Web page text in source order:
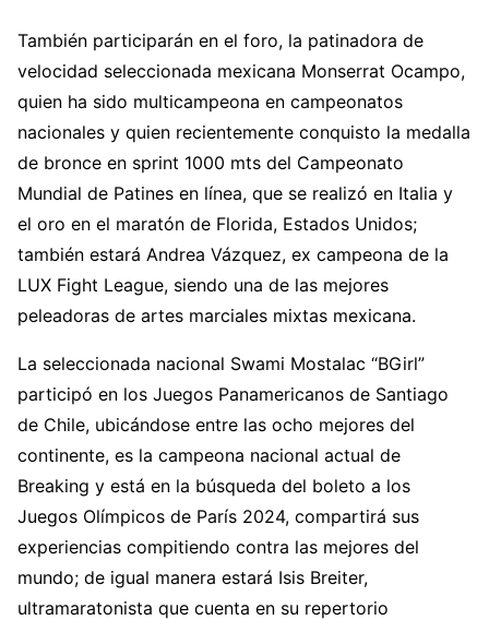
También participarán en el foro, la patinadora de
velocidad seleccionada mexicana Monserrat Ocampo,
quien ha sido multicampeona en campeonatos
nacionales y quien recientemente conquisto la medalla
de bronce en sprint 1000 mts del Campeonato
Mundial de Patines en línea, que se realizó en Italia y
el oro en el maratón de Florida, Estados Unidos;
también estará Andrea Vázquez, ex campeona de la
LUX Fight League, siendo una de las mejores
peleadoras de artes marciales mixtas mexicana.
La seleccionada nacional Swami Mostalac “BGirl”
participó en los Juegos Panamericanos de Santiago
de Chile, ubicándose entre las ocho mejores del
continente, es la campeona nacional actual de
Breaking y está en la búsqueda del boleto a los
Juegos Olímpicos de París 2024, compartirá sus
experiencias compitiendo contra las mejores del
mundo; de igual manera estará Isis Breiter,
ultramaratonista que cuenta en su repertorio